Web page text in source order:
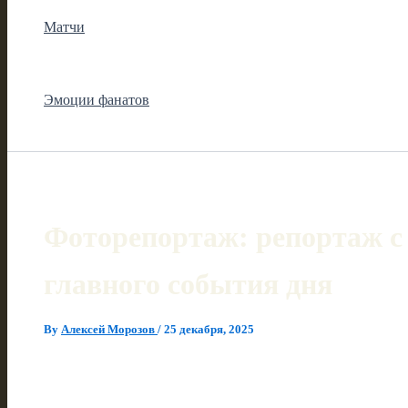
Матчи
Эмоции фанатов
Фоторепортаж: репортаж с
главного события дня
By Алексей Морозов / 25 декабря, 2025